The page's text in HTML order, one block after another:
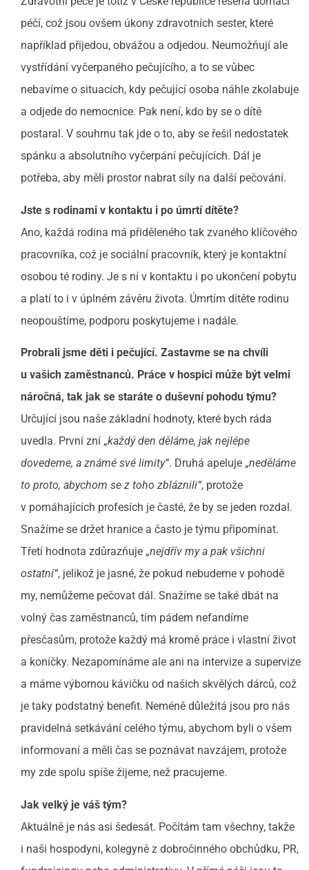
péčí, což jsou ovšem úkony zdravotních sester, které
například přijedou, obvážou a odjedou. Neumožňují ale
vystřídání vyčerpaného pečujícího, a to se vůbec
nebavíme o situacích, kdy pečující osoba náhle zkolabuje
a odjede do nemocnice. Pak není, kdo by se o dítě
postaral. V souhrnu tak jde o to, aby se řešil nedostatek
spánku a absolutního vyčerpání pečujících. Dál je
potřeba, aby měli prostor nabrat síly na další pečování.
Jste s rodinami v kontaktu i po úmrtí dítěte?
Ano, každá rodina má přiděleného tak zvaného klíčového
pracovníka, což je sociální pracovník, který je kontaktní
osobou té rodiny. Je s ní v kontaktu i po ukončení pobytu
a platí to i v úplném závěru života. Úmrtím dítěte rodinu
neopouštíme, podporu poskytujeme i nadále.
Probrali jsme děti i pečující. Zastavme se na chvíli
u vašich zaměstnanců. Práce v hospici může být velmi
náročná, tak jak se staráte o duševní pohodu týmu?
Určující jsou naše základní hodnoty, které bych ráda
uvedla. První zní „každý den děláme, jak nejlépe
dovedeme, a známé své limity“. Druhá apeluje „neděláme
to proto, abychom se z toho zbláznili“, protože
v pomáhajících profesích je časté, že by se jeden rozdal.
Snažíme se držet hranice a často je týmu připomínat.
Třetí hodnota zdůrazňuje „nejdřív my a pak všichni
ostatní“, jelikož je jasné, že pokud nebudeme v pohodě
my, nemůžeme pečovat dál. Snažíme se také dbát na
volný čas zaměstnanců, tím pádem nefandíme
přesčasům, protože každý má kromě práce i vlastní život
a koníčky. Nezapomínáme ale ani na intervize a supervize
a máme výbornou kávičku od našich skvělých dárců, což
je taky podstatný benefit. Neméně důležitá jsou pro nás
pravidelná setkávání celého týmu, abychom byli o všem
informovaní a měli čas se poznávat navzájem, protože
my zde spolu spíše žijeme, než pracujeme.
Jak velký je váš tým?
Aktuálně je nás asi šedesát. Počítám tam všechny, takže
i naši hospodyni, kolegyně z dobročinného obchůdku, PR,